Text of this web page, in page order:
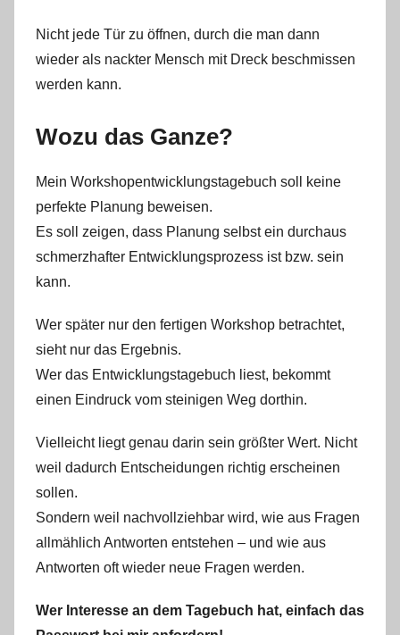
Nicht jede Tür zu öffnen, durch die man dann
wieder als nackter Mensch mit Dreck beschmissen
werden kann.
Wozu das Ganze?
Mein Workshopentwicklungstagebuch soll keine
perfekte Planung beweisen.
Es soll zeigen, dass Planung selbst ein durchaus
schmerzhafter Entwicklungsprozess ist bzw. sein
kann.
Wer später nur den fertigen Workshop betrachtet,
sieht nur das Ergebnis.
Wer das Entwicklungstagebuch liest, bekommt
einen Eindruck vom steinigen Weg dorthin.
Vielleicht liegt genau darin sein größter Wert. Nicht
weil dadurch Entscheidungen richtig erscheinen
sollen.
Sondern weil nachvollziehbar wird, wie aus Fragen
allmählich Antworten entstehen – und wie aus
Antworten oft wieder neue Fragen werden.
Wer Interesse an dem Tagebuch hat, einfach das